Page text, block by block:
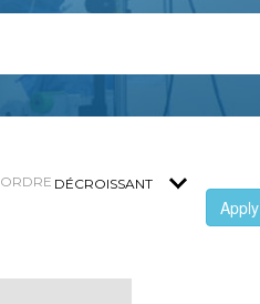
ORDRE
Apply